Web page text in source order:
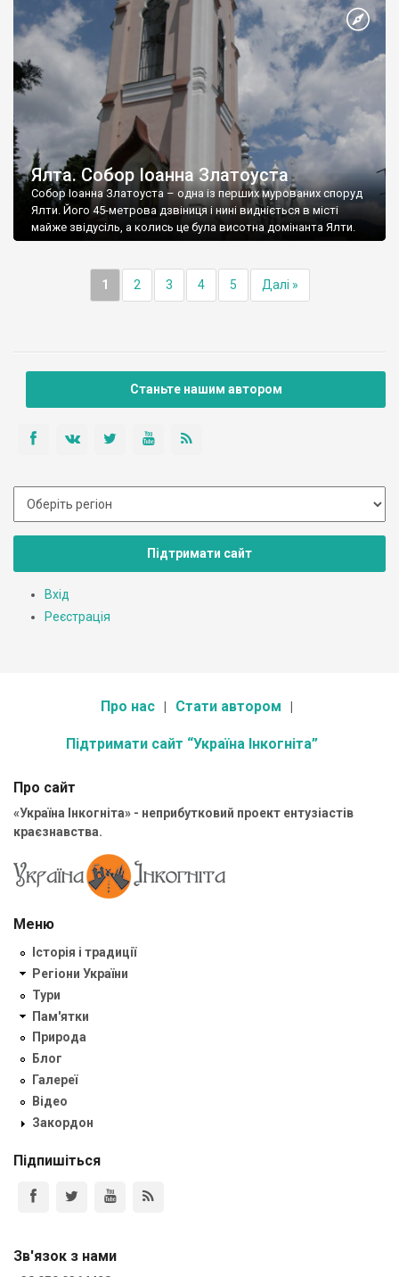
Ялта. Собор Іоанна Златоуста
Собор Іоанна Златоуста – одна із перших мурованих споруд
Ялти. Його 45-метрова дзвіниця і нині видніється в місті
майже звідусіль, а колись це була висотна домінанта Ялти.
1 2 3 4 5 Далі »
Станьте нашим автором
Підтримати сайт
Вхід
Реєстрація
Про нас Стати автором
Підтримати сайт “Україна Інкогніта”
Про сайт
«Україна Інкогніта» - неприбутковий проект ентузіастів
краєзнавства.
Меню
Історія і традиції
Регіони України
Тури
Пам'ятки
Природа
Блог
Галереї
Відео
Закордон
Підпишіться
Зв'язок з нами